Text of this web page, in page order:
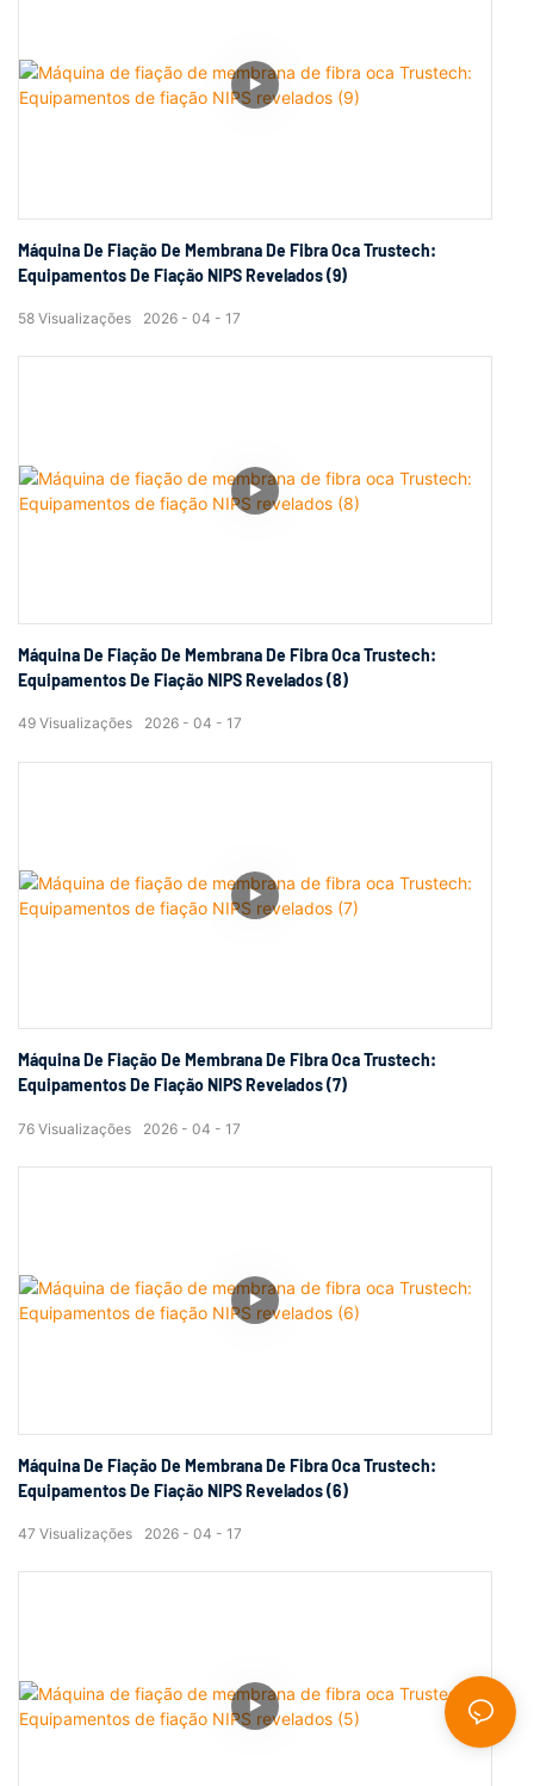
Máquina De Fiação De Membrana De Fibra Oca Trustech:
Equipamentos De Fiação NIPS Revelados (9)
2026 04 17
58 Visualizações
Máquina De Fiação De Membrana De Fibra Oca Trustech:
Equipamentos De Fiação NIPS Revelados (8)
2026 04 17
49 Visualizações
Máquina De Fiação De Membrana De Fibra Oca Trustech:
Equipamentos De Fiação NIPS Revelados (7)
2026 04 17
76 Visualizações
Máquina De Fiação De Membrana De Fibra Oca Trustech:
Equipamentos De Fiação NIPS Revelados (6)
2026 04 17
47 Visualizações